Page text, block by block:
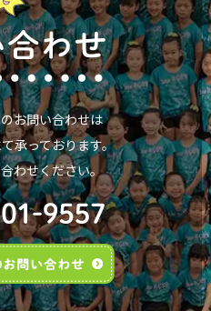
お問い合わせは
承っております。
わせください。